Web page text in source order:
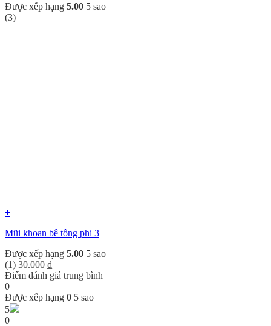
Được xếp hạng 5.00 5 sao
(3)
+
Mũi khoan bê tông phi 3
Được xếp hạng 5.00 5 sao
(1) 30.000 ₫
Điểm đánh giá trung bình
0
Được xếp hạng 0 5 sao
5
0